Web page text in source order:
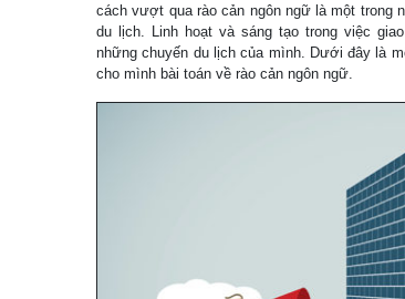
cách vượt qua rào cản ngôn ngữ là một trong
du lịch. Linh hoạt và sáng tạo trong việc
những chuyến du lịch của mình. Dưới đây là
cho mình bài toán về rào cản ngôn ngữ.